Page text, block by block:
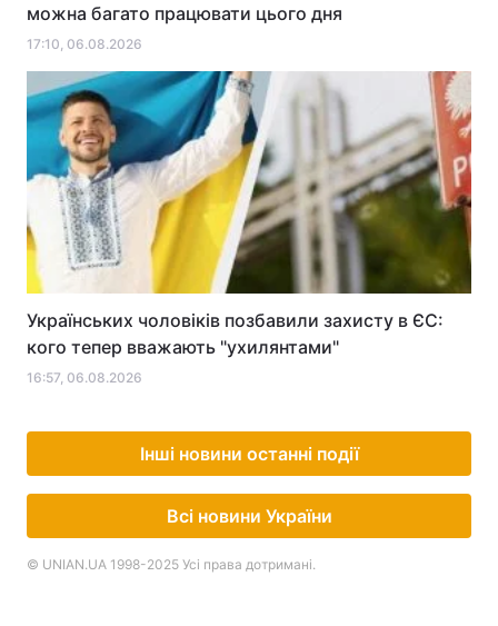
можна багато працювати цього дня
17:10, 06.08.2026
Українських чоловіків позбавили захисту в ЄС:
кого тепер вважають "ухилянтами"
16:57, 06.08.2026
Інші новини останні події
Всі новини України
© UNIAN.UA 1998-2025 Усі права дотримані.